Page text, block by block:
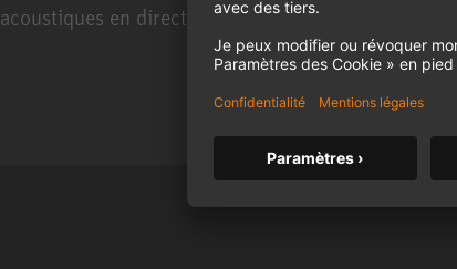
acoustiques en direct.
Miniature Clip Mic System MCM